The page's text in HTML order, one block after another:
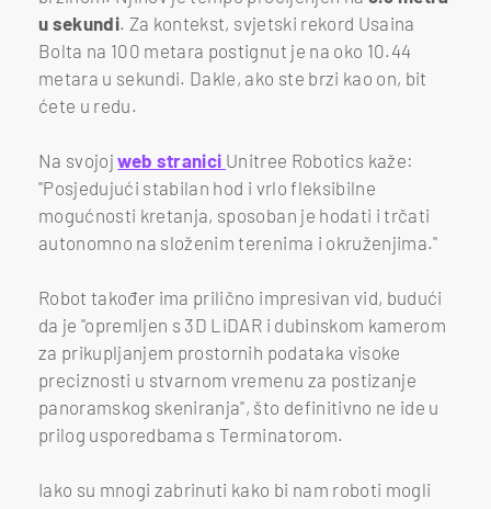
u sekundi. Za kontekst, svjetski rekord Usaina
Bolta na 100 metara postignut je na oko 10.44
metara u sekundi. Dakle, ako ste brzi kao on, bit
ćete u redu.
Na svojojweb stranici Unitree Robotics kaže:
"Posjedujući stabilan hod i vrlo fleksibilne
mogućnosti kretanja, sposoban je hodati i trčati
autonomno na složenim terenima i okruženjima."
Robot također ima prilično impresivan vid, budući
da je "opremljen s 3D LiDAR i dubinskom kamerom
za prikupljanjem prostornih podataka visoke
preciznosti u stvarnom vremenu za postizanje
panoramskog skeniranja", što definitivno ne ide u
prilog usporedbama s Terminatorom.
Iako su mnogi zabrinuti kako bi nam roboti mogli